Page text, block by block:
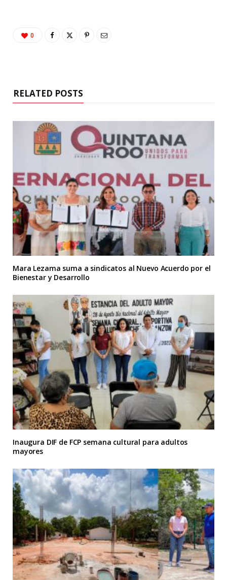
0
RELATED POSTS
Mara Lezama suma a sindicatos al Nuevo Acuerdo por el
Bienestar y Desarrollo
Inaugura DIF de FCP semana cultural para adultos
mayores